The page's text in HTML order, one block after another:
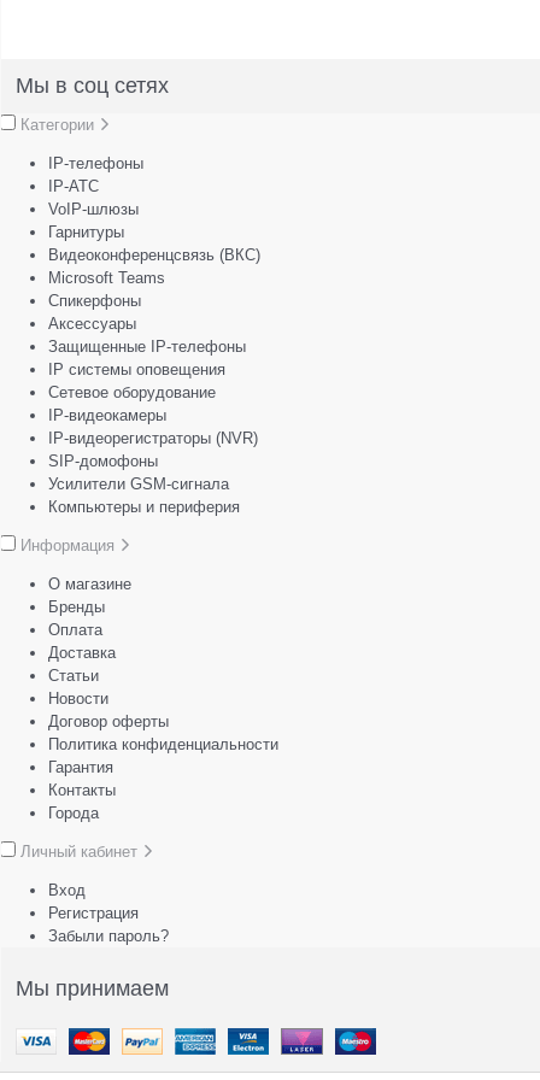
Мы в соц сетях
Категории
IP-телефоны
IP-АТС
VoIP-шлюзы
Гарнитуры
Видеоконференцсвязь (ВКС)
Microsoft Teams
Спикерфоны
Аксессуары
Защищенные IP-телефоны
IP системы оповещения
Сетевое оборудование
IP-видеокамеры
IP-видеорегистраторы (NVR)
SIP-домофоны
Усилители GSM-сигнала
Компьютеры и периферия
Информация
О магазине
Бренды
Оплата
Доставка
Статьи
Новости
Договор оферты
Политика конфиденциальности
Гарантия
Контакты
Города
Личный кабинет
Вход
Регистрация
Забыли пароль?
Мы принимаем